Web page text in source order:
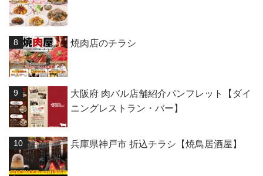
焼肉店のチラシ
大阪府 肉バル店舗紹介パンフレット【ダイ
ニングレストラン・バー】
兵庫県神戸市 折込チラシ【焼鳥居酒屋】